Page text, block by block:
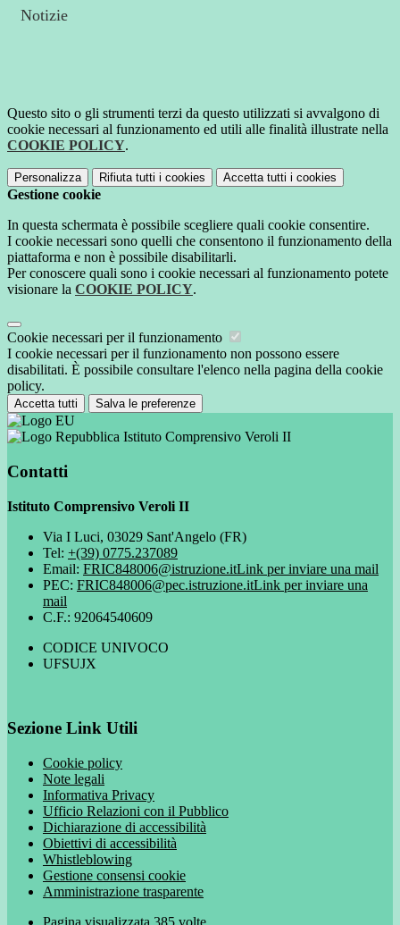
Notizie
Questo sito o gli strumenti terzi da questo utilizzati si avvalgono di
cookie necessari al funzionamento ed utili alle finalità illustrate nella
COOKIE POLICY.
Personalizza Rifiuta tutti i cookies Accetta tutti i cookies
Gestione cookie
In questa schermata è possibile scegliere quali cookie consentire.
I cookie necessari sono quelli che consentono il funzionamento della
piattaforma e non è possibile disabilitarli.
Per conoscere quali sono i cookie necessari al funzionamento potete
visionare la COOKIE POLICY.
Cookie necessari per il funzionamento
I cookie necessari per il funzionamento non possono essere
disabilitati. È possibile consultare l'elenco nella pagina della cookie
policy.
Accetta tutti Salva le preferenze
Istituto Comprensivo Veroli II
Contatti
Istituto Comprensivo Veroli II
Via I Luci, 03029 Sant'Angelo (FR)
Tel: +(39) 0775.237089
Email: FRIC848006@istruzione.itLink per inviare una mail
PEC: FRIC848006@pec.istruzione.itLink per inviare una
mail
C.F.: 92064540609
CODICE UNIVOCO
UFSUJX
Sezione Link Utili
Cookie policy
Note legali
Informativa Privacy
Ufficio Relazioni con il Pubblico
Dichiarazione di accessibilità
Obiettivi di accessibilità
Whistleblowing
Gestione consensi cookie
Amministrazione trasparente